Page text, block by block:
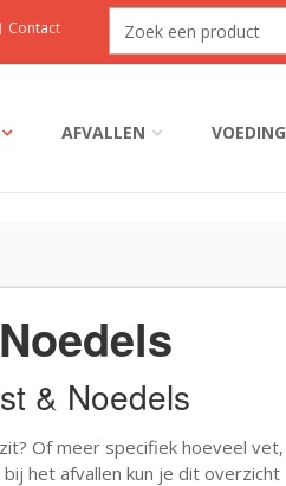
Contact
AFVALLEN VOEDING
& Noedels
Of meer specifiek hoeveel vet,
het afvallen kun je dit overzicht